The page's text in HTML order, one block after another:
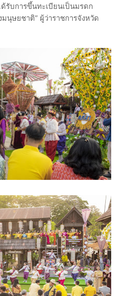
รับการขึ้นทะเบียนเป็นมรดก
ษยชาติ” ผู้ว่าราชการจังหวัด